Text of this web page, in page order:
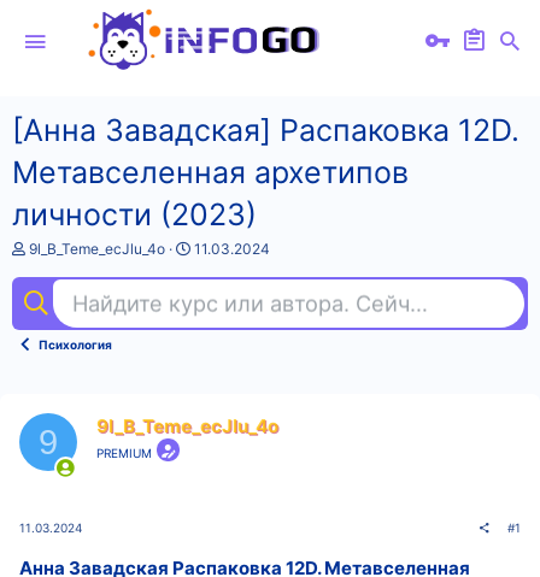
[Анна Завадская] Распаковка 12D.
Метавселенная архетипов
личности (2023)
А
т
о
т
9l_B_Teme_ecJlu_4o
Д
а
н
а
11.03.2024
Найдите курс или автора. Сейчас ищут
Психология
9 9l_B_Teme_ecJlu_4o
PREMIUM
11.03.2024 #1
Анна Завадская Распаковка 12D. Метавселенная